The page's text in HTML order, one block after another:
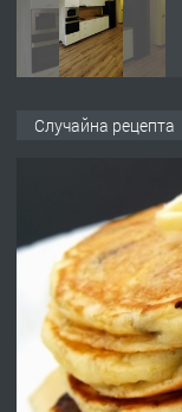
ПРЕДЛАГА
Случайна рецепта